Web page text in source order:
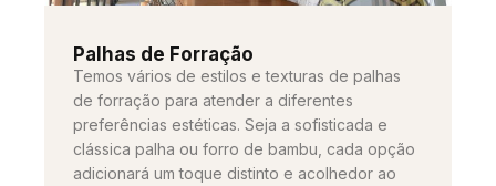
Palhas de Forração
Temos vários de estilos e texturas de palhas
de forração para atender a diferentes
preferências estéticas. Seja a sofisticada e
clássica palha ou forro de bambu, cada opção
adicionará um toque distinto e acolhedor ao